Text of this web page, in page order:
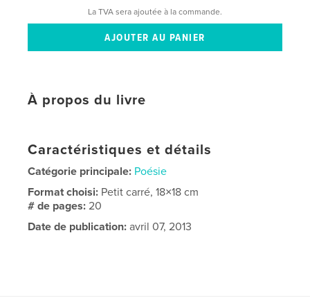
La TVA sera ajoutée à la commande.
À propos du livre
Caractéristiques et détails
Catégorie principale: Poésie
Format choisi: Petit carré, 18×18 cm
# de pages:20
Date de publication: avril 07, 2013